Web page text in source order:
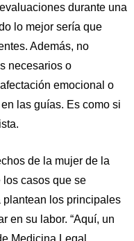
durante una
lo mejor sería que
Además, no
necesarios o
emocional o
las guías. Es como si
de la mujer de la
los casos que se
los principales
en su labor. “Aquí, un
Medicina Legal